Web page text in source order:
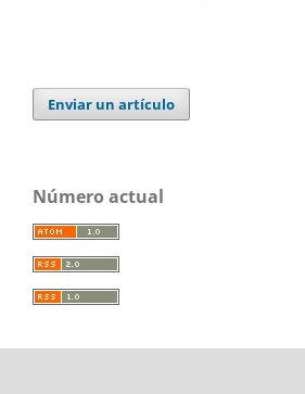
Enviar un artículo
Número actual